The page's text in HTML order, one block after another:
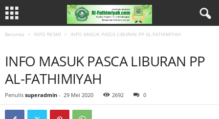
Beranda INFO RESMI INFO MASUK PASCA LIBURAN PP AL-FATHIMIYAH
INFO MASUK PASCA LIBURAN PP
AL-FATHIMIYAH
Penulis superadmin - 29 Mei 2020 2692 0